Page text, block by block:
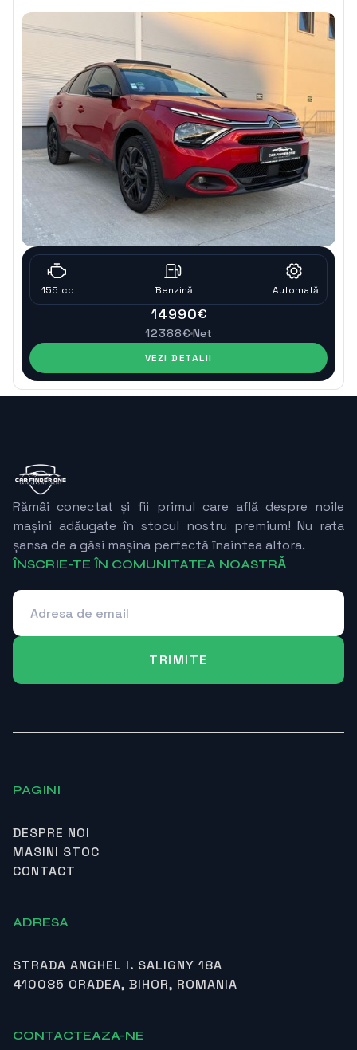
155 cp Benzinǎ Automatǎ
14990€
12388€ Net
VEZI DETALII
Rămâi conectat și fii primul care află despre noile
mașini adăugate în stocul nostru premium! Nu rata
șansa de a găsi mașina perfectă înaintea altora.
ÎNSCRIE-TE ÎN COMUNITATEA NOASTRǍ
PAGINI
DESPRE NOI
MASINI STOC
CONTACT
ADRESA
STRADA ANGHEL I. SALIGNY 18A
410085 ORADEA, BIHOR, ROMANIA
CONTACTEAZA-NE